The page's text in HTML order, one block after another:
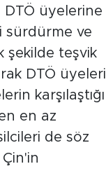
DTÖ üyelerine
sürdürme ve
şekilde teşvik
DTÖ üyeleri
karşılaştığı
en az
de söz